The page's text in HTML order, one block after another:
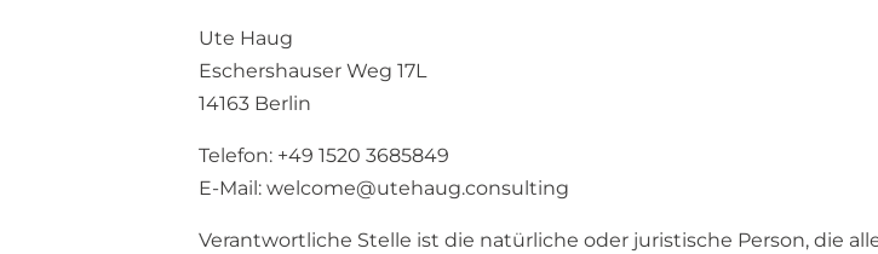
Ute Haug
Eschershauser Weg 17L
14163 Berlin
Telefon: +49 1520 3685849
E-Mail: welcome@utehaug.consulting
Verantwortliche Stelle ist die natürliche oder juristische Person, die